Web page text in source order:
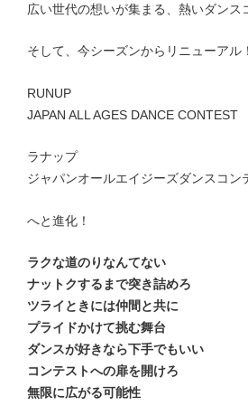
広い世代の想いが集まる、熱いダンス
そして、今シーズンからリニューアル！
RUNUP
JAPAN ALL AGES DANCE CONTEST
ラナップ
ジャパンオールエイジーズダンスコン
へと進化！
ラクな道のりなんてない
ナットクするまで突き詰めろ
ツライときには仲間と共に
プライドかけて挑む舞台
ダンスが好きなら下手でもいい
コンテストへの扉を開けろ
無限に広がる可能性